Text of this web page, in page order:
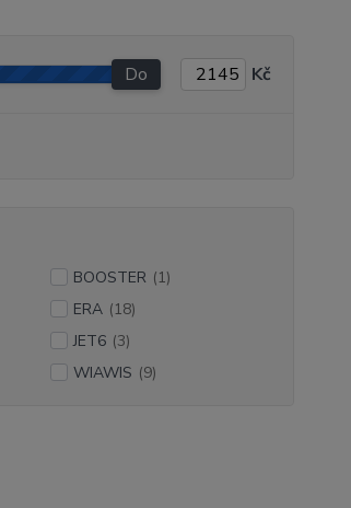
Do Kč
BOOSTER (1)
ERA (18)
JET6 (3)
WIAWIS (9)